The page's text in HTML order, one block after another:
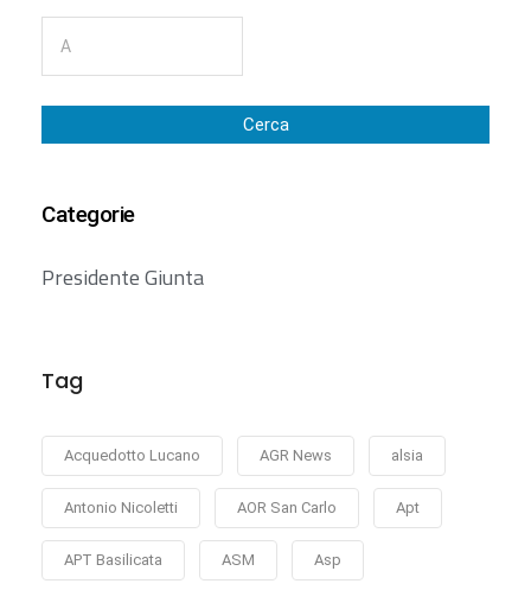
Cerca
Categorie
Presidente Giunta
Tag
Acquedotto Lucano AGR News alsia
Antonio Nicoletti AOR San Carlo Apt
APT Basilicata ASM Asp